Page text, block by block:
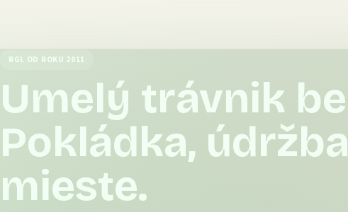
RGL OD ROKU 2011
Umelý trávnik
Pokládka,
mieste.